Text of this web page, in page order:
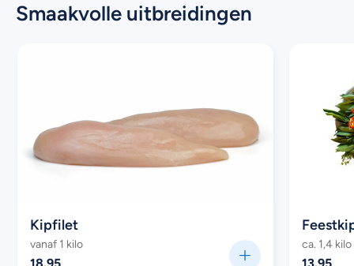
Smaakvolle uitbreidingen
Kipfilet
vanaf 1 kilo
18.95
ca. 1,4 kilo
13.95